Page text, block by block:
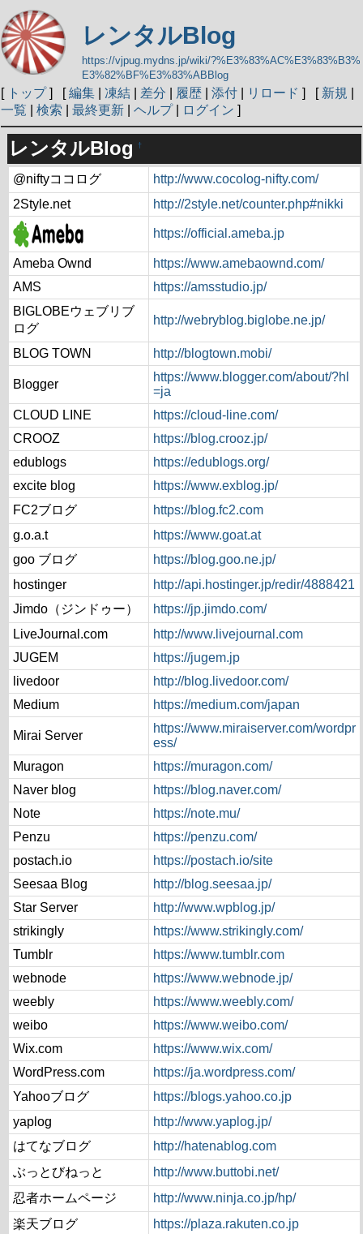
レンタルBlog
https://vjpug.mydns.jp/wiki/?%E3%83%AC%E3%83%B3%
E3%82%BF%E3%83%ABBlog
[ トップ] [編集 凍結 差分 履歴 添付 リロード ] [ 新規
一覧
検索 最終更新 ヘルプ| ログイン ]
レンタルBlog †
@niftyココログ
http://www.cocolog-nifty.com/
2Style.net
http://2style.net/counter.php#nikki
https://official.ameba.jp
Ameba Ownd
https://www.amebaownd.com/
AMS
https://amsstudio.jp/
BIGLOBEウェブリブ
ログ
http://webryblog.biglobe.ne.jp/
BLOG TOWN http://blogtown.mobi/
Blogger
https://www.blogger.com/about/?hl
=ja
CLOUD LINE
https://cloud-line.com/
CROOZ
https://blog.crooz.jp/
edublogs
https://edublogs.org/
excite blog
https://www.exblog.jp/
FC2ブログ
https://blog.fc2.com
g.o.a.t
https://www.goat.at
goo ブログ
https://blog.goo.ne.jp/
hostinger
http://api.hostinger.jp/redir/4888421
Jimdo（ジンドゥー）
https://jp.jimdo.com/
LiveJournal.com
http://www.livejournal.com
JUGEM
https://jugem.jp
livedoor
http://blog.livedoor.com/
Medium
https://medium.com/japan
Mirai Server
https://www.miraiserver.com/wordpr
ess/
Muragon
https://muragon.com/
Naver blog
https://blog.naver.com/
Note
https://note.mu/
Penzu
https://penzu.com/
postach.io
https://postach.io/site
Seesaa Blog
http://blog.seesaa.jp/
Star Server
http://www.wpblog.jp/
strikingly
https://www.strikingly.com/
Tumblr
https://www.tumblr.com
webnode
https://www.webnode.jp/
weebly
https://www.weebly.com/
weibo
https://www.weibo.com/
Wix.com
https://www.wix.com/
WordPress.com
https://ja.wordpress.com/
Yahooブログ
https://blogs.yahoo.co.jp
yaplog
http://www.yaplog.jp/
はてなブログ
http://hatenablog.com
ぶっとびねっと
http://www.buttobi.net/
忍者ホームページ
http://www.ninja.co.jp/hp/
楽天ブログ
https://plaza.rakuten.co.jp